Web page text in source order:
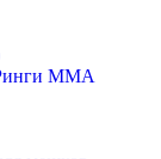
Ринги ММА